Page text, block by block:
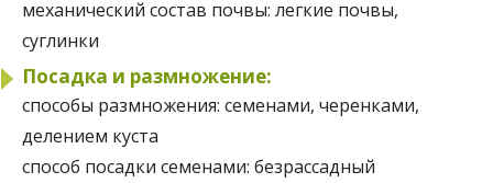
механический состав почвы: легкие почвы,
суглинки
Посадка и размножение:
способы размножения: семенами, черенками,
делением куста
способ посадки семенами: безрассадный